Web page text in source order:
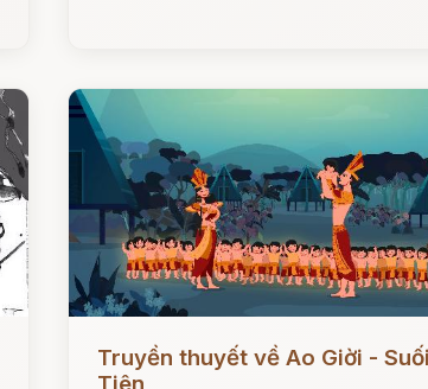
Đọc ngay
Truyền thuyết về Ao Giời - Suối